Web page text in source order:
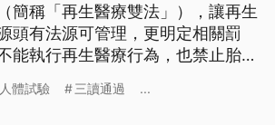
簡稱「再生醫療雙法」），讓再生
頭有法源可管理，更明定相關罰
能執行再生醫療行為，也禁止胎兒
人體試驗 三讀通過 ...